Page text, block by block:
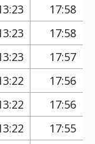
17:58
17:58
17:57
17:56
17:56
17:55